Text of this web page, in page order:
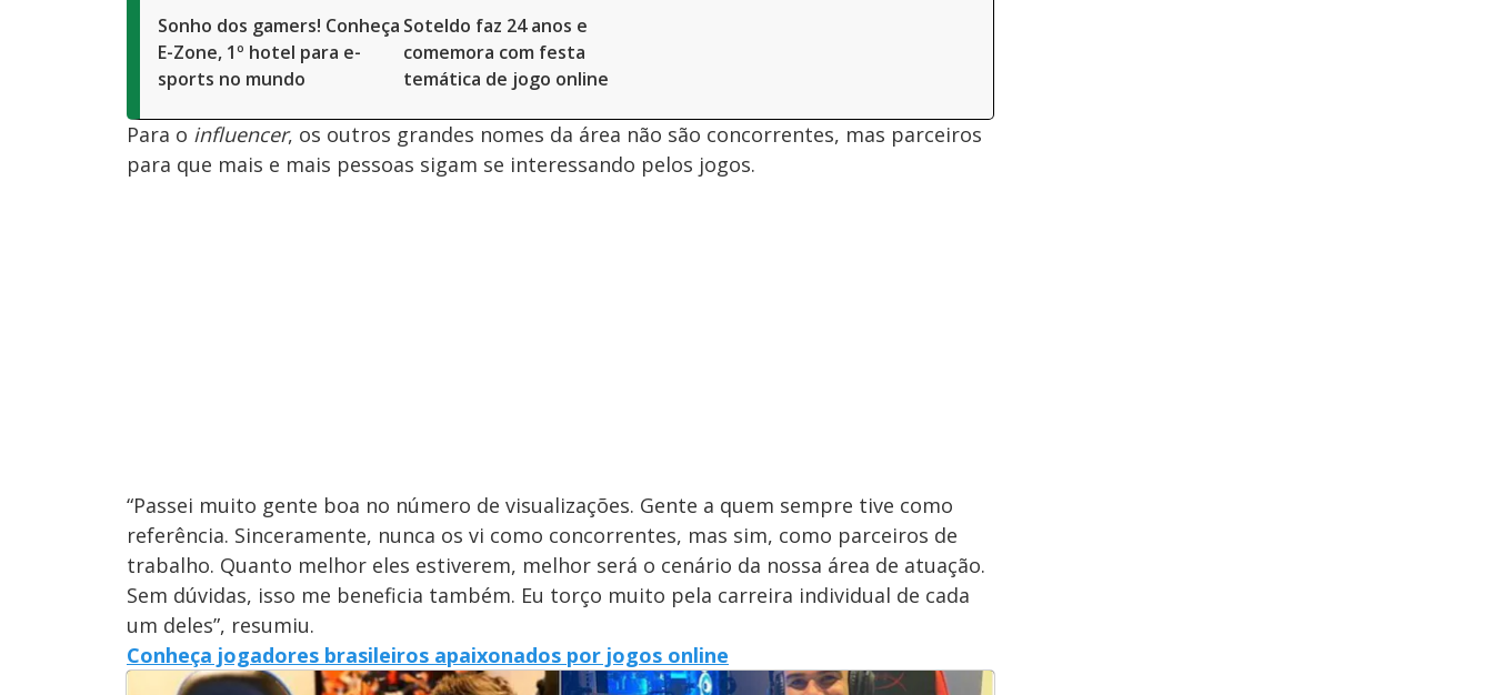
Sonho dos gamers! Conheça
E-Zone, 1º hotel para e-
sports no mundo
Soteldo faz 24 anos e
comemora com festa
temática de jogo online
Para o influencer, os outros grandes nomes da área não são concorrentes, mas parceiros
para que mais e mais pessoas sigam se interessando pelos jogos.
“Passei muito gente boa no número de visualizações. Gente a quem sempre tive como
referência. Sinceramente, nunca os vi como concorrentes, mas sim, como parceiros de
trabalho. Quanto melhor eles estiverem, melhor será o cenário da nossa área de atuação.
Sem dúvidas, isso me beneficia também. Eu torço muito pela carreira individual de cada
um deles”, resumiu.
Conheça jogadores brasileiros apaixonados por jogos online